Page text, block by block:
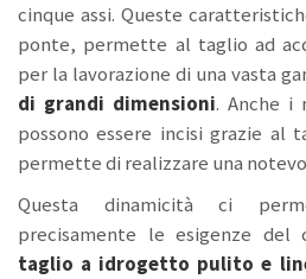
cinque assi. Queste
ponte, permette al taglio ad
per la lavorazione di una vasta
di grandi dimensioni. Anche i
possono essere incisi grazie al
permette di realizzare una
Questa dinamicità ci
precisamente le esigenze del
taglio a idrogetto pulito e